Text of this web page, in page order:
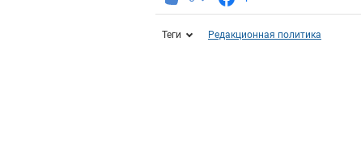
Теги Редакционная политика